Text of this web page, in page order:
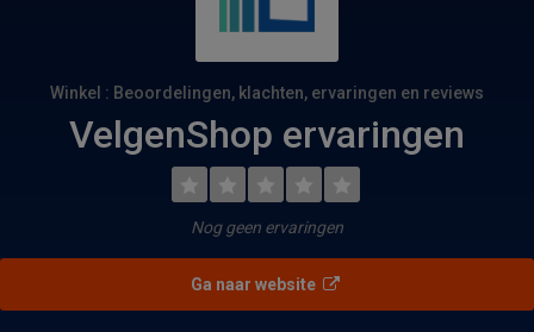
Winkel : Beoordelingen, klachten, ervaringen en reviews
VelgenShop ervaringen
Nog geen ervaringen
Ga naar website